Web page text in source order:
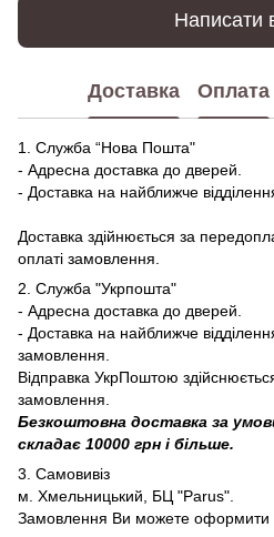
Написати
Доставка Оплата
1. Служба “Нова Пошта"
- Адресна доставка до дверей.
- Доставка на найближче
Доставка здійнюється за
оплаті замовлення.
2. Служба "Укрпошта"
- Адресна доставка до дверей.
- Доставка на найближче
замовлення.
Відправка УкрПоштою
замовлення.
Безкоштовна доставка за
складає 10000 грн і більше.
3. Самовивіз
м. Хмельницький, БЦ "Parus".
Замовлення Ви можете оформити